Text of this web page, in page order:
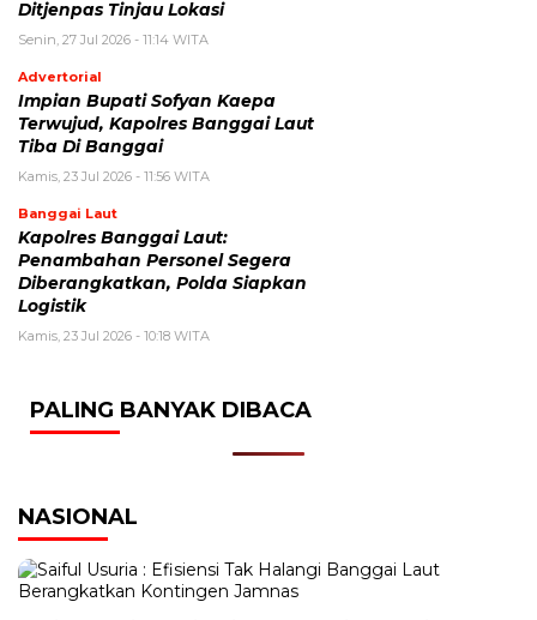
Ditjenpas Tinjau Lokasi
Senin, 27 Jul 2026 - 11:14 WITA
Advertorial
Impian Bupati Sofyan Kaepa
Terwujud, Kapolres Banggai Laut
Tiba Di Banggai
Kamis, 23 Jul 2026 - 11:56 WITA
Banggai Laut
Kapolres Banggai Laut:
Penambahan Personel Segera
Diberangkatkan, Polda Siapkan
Logistik
Kamis, 23 Jul 2026 - 10:18 WITA
PALING BANYAK DIBACA
NASIONAL